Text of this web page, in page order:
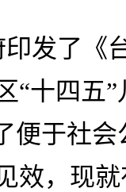
发了《
“十四五
便于社
效，现